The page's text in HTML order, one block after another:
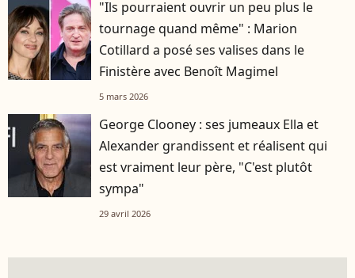
"Ils pourraient ouvrir un peu plus le
tournage quand même" : Marion
Cotillard a posé ses valises dans le
Finistère avec Benoît Magimel
5 mars 2026
George Clooney : ses jumeaux Ella et
Alexander grandissent et réalisent qui
est vraiment leur père, "C'est plutôt
sympa"
29 avril 2026